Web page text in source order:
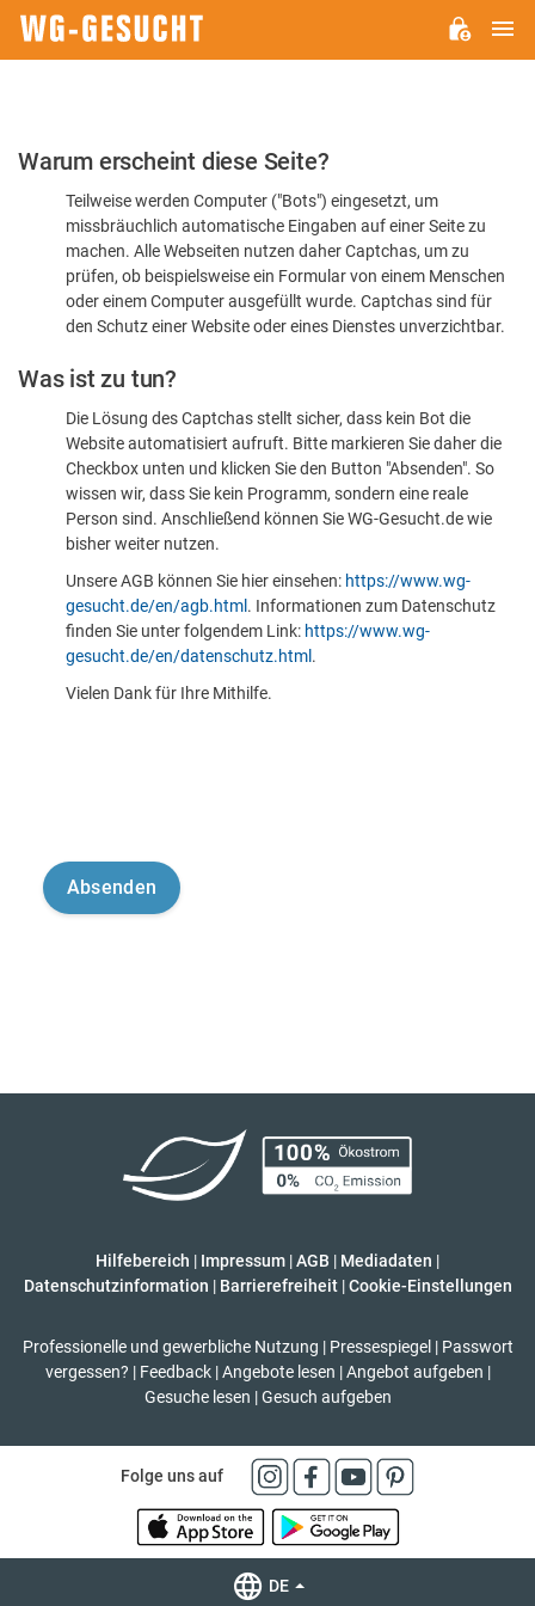
Bitte
dass
sind
Warum erscheint diese Seite?
Teilweise werden Computer ("Bots") eingesetzt, um
missbräuchlich automatische Eingaben auf einer Seite zu
machen. Alle Webseiten nutzen daher Captchas, um zu
prüfen, ob beispielsweise ein Formular von einem Menschen
oder einem Computer ausgefüllt wurde. Captchas sind für
den Schutz einer Website oder eines Dienstes unverzichtbar.
Was ist zu tun?
Die Lösung des Captchas stellt sicher, dass kein Bot die
Website automatisiert aufruft. Bitte markieren Sie daher die
Checkbox unten und klicken Sie den Button "Absenden". So
wissen wir, dass Sie kein Programm, sondern eine reale
Person sind. Anschließend können Sie WG-Gesucht.de wie
bisher weiter nutzen.
Unsere AGB können Sie hier einsehen: https://www.wg-
gesucht.de/en/agb.html . Informationen zum Datenschutz
finden Sie unter folgendem Link: https://www.wg-
gesucht.de/en/datenschutz.html .
Vielen Dank für Ihre Mithilfe.
Hilfebereich | Impressum |AGB | Mediadaten |
Datenschutzinformation | Barrierefreiheit | Cookie-Einstellungen
Professionelle und gewerbliche Nutzung | Pressespiegel | Passwort
vergessen? | Feedback | Angebote lesen | Angebot aufgeben |
Gesuche lesen | Gesuch aufgeben
Folge uns auf
DE